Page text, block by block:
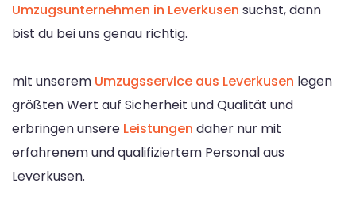
Umzugsunternehmen in Leverkusen suchst, dann
bist du bei uns genau richtig.
mit unserem Umzugsservice aus Leverkusen legen
größten Wert auf Sicherheit und Qualität und
erbringen unsere Leistungen daher nur mit
erfahrenem und qualifiziertem Personal aus
Leverkusen.